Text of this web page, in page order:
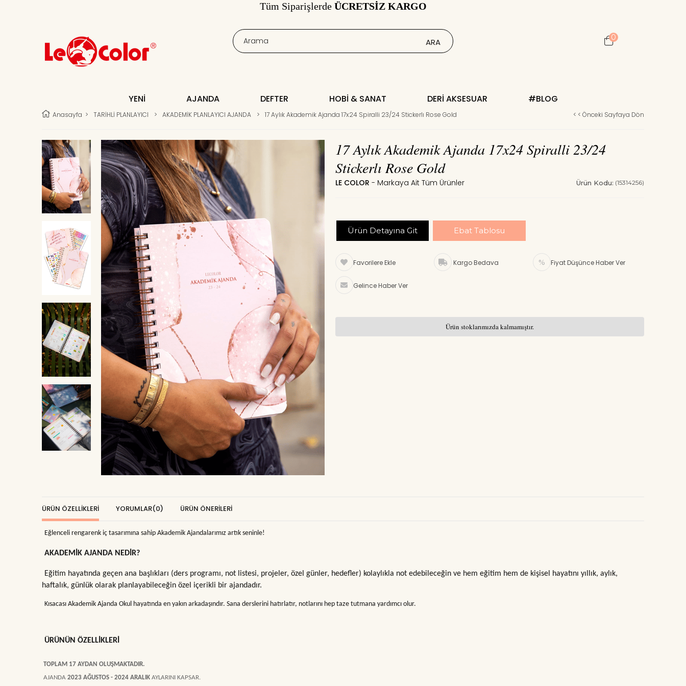
Tüm Siparişlerde ÜCRETSİZ KARGO
0
YENİ AJANDA DEFTER HOBI & SANAT DERI AKSESUAR #BLOG
Anasayfa > TARİHLİ PLANLAYICI > AKADEMİK PLANLAYICI AJANDA > 17 Aylık Akademik Ajanda 17x24 Spiralli 23/24 Stickerlı Rose Gold < < Önceki Sayfaya Dön
17 Aylık Akademik Ajanda 17x24 Spiralli 23/24
Stickerlı Rose Gold
Ürün Kodu: (15314256)
LE COLOR
Ürün Detayına Git Ebat Tablosu
Favorilere Ekle Kargo Bedava Fiyat Düşünce Haber Ver
Gelince Haber Ver
Ürün stoklarımızda kalmamıştır.
ÜRÜN ÖZELLIKLERI YORUMLAR(0) ÜRÜN ÖNERILERI
Eğlenceli rengarenk iç tasarımına sahip Akademik Ajandalarımız artık seninle!
AKADEMİK AJANDA NEDİR?
Eğitim hayatında geçen ana başlıkları (ders programı, not listesi, projeler, özel günler, hedefler) kolaylıkla not edebileceğin ve hem eğitim hem de kişisel hayatını yıllık, aylık,
haftalık, günlük olarak planlayabileceğin özel içerikli bir ajandadır.
Kısacası Akademik Ajanda Okul hayatında en yakın arkadaşındır. Sana derslerini hatırlatır, notlarını hep taze tutmana yardımcı olur.
ÜRÜNÜN ÖZELLİKLERİ
TOPLAM 17 AYDAN OLUŞMAKTADIR.
AJANDA 2023 AĞUSTOS - 2024 ARALIK AYLARINI KAPSAR.